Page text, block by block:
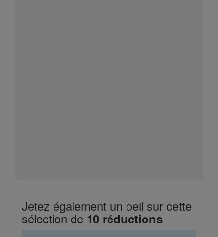
Jetez également un oeil sur cette
sélection de 10 réductions